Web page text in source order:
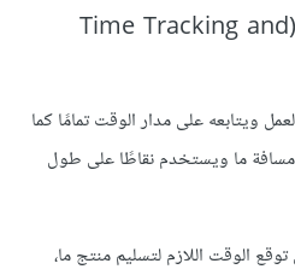
تعقّب الوقت وضبطه (Time Tracking and
ويتابعه على مدار الوقت تمامًا كما
مسافة ما ويستخدم نقاطًا على طول
الوقت اللازم لتسليم منتج ما،